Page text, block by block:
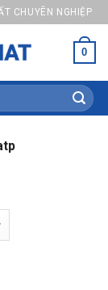
CHUYÊN NGHIỆP
0